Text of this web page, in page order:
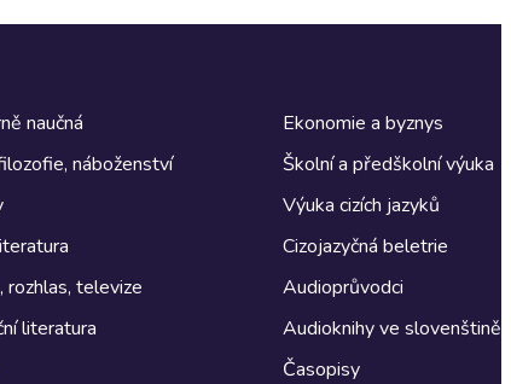
naučná
náboženství
rozhlas, televize
literatura
Ekonomie a byznys
Školní a předškolní výuka
Výuka cizích jazyků
Cizojazyčná beletrie
Audioprůvodci
Audioknihy ve slovenštině
Časopisy